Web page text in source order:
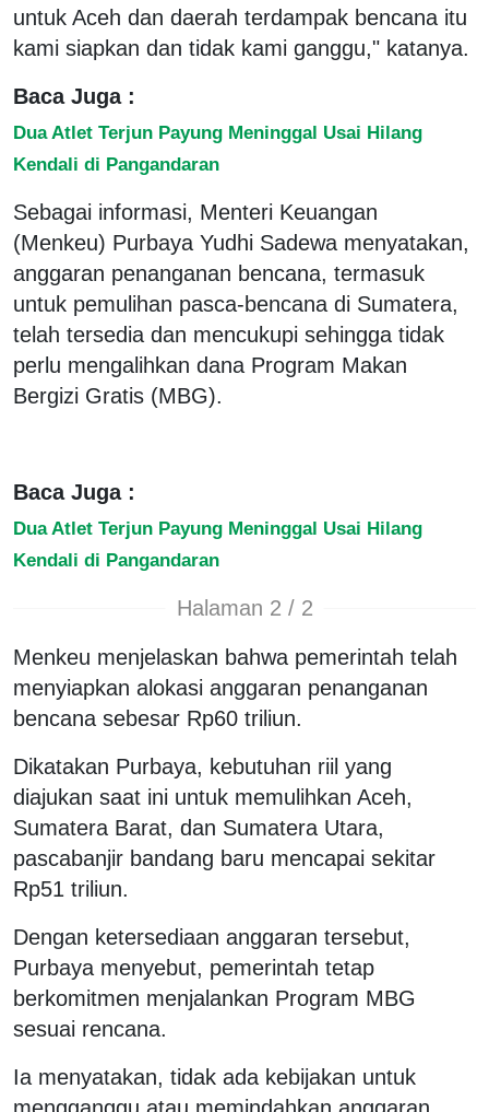
untuk Aceh dan daerah terdampak bencana itu
kami siapkan dan tidak kami ganggu," katanya.
Baca Juga :
Dua Atlet Terjun Payung Meninggal Usai Hilang
Kendali di Pangandaran
Sebagai informasi, Menteri Keuangan
(Menkeu) Purbaya Yudhi Sadewa menyatakan,
anggaran penanganan bencana, termasuk
untuk pemulihan pasca-bencana di Sumatera,
telah tersedia dan mencukupi sehingga tidak
perlu mengalihkan dana Program Makan
Bergizi Gratis (MBG).
Baca Juga :
Dua Atlet Terjun Payung Meninggal Usai Hilang
Kendali di Pangandaran
Halaman 2 / 2
Menkeu menjelaskan bahwa pemerintah telah
menyiapkan alokasi anggaran penanganan
bencana sebesar Rp60 triliun.
Dikatakan Purbaya, kebutuhan riil yang
diajukan saat ini untuk memulihkan Aceh,
Sumatera Barat, dan Sumatera Utara,
pascabanjir bandang baru mencapai sekitar
Rp51 triliun.
Dengan ketersediaan anggaran tersebut,
Purbaya menyebut, pemerintah tetap
berkomitmen menjalankan Program MBG
sesuai rencana.
Ia menyatakan, tidak ada kebijakan untuk